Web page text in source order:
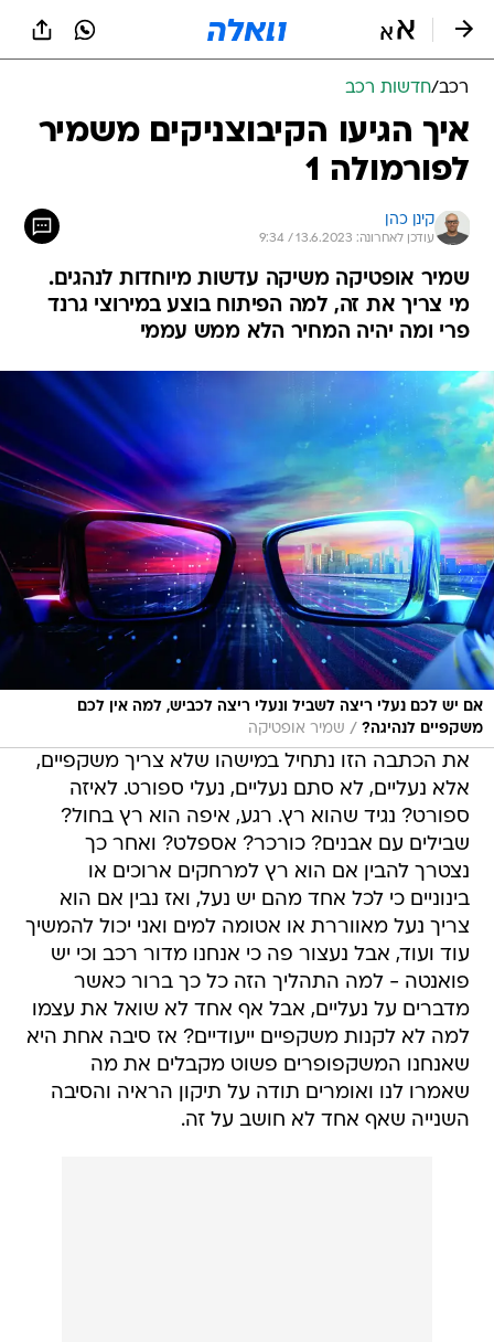
רכב/חדשות רכב
איך הגיעו הקיבוצניקים משמיר
לפורמולה 1
קינן כהן
עודכן לאחרונה: 13.6.2023 / 9:34
שמיר אופטיקה משיקה עדשות מיוחדות לנהגים.
מי צריך את זה, למה הפיתוח בוצע במירוצי גרנד
פרי ומה יהיה המחיר הלא ממש עממי
אם יש לכם נעלי ריצה לשביל ונעלי ריצה לכביש, למה אין לכם
משקפיים לנהיגה? / שמיר אופטיקה
את הכתבה הזו נתחיל במישהו שלא צריך משקפיים,
אלא נעליים, לא סתם נעליים, נעלי ספורט. לאיזה
ספורט? נגיד שהוא רץ. רגע, איפה הוא רץ בחול?
שבילים עם אבנים? כורכר? אספלט? ואחר כך
נצטרך להבין אם הוא רץ למרחקים ארוכים או
בינוניים כי לכל אחד מהם יש נעל, ואז נבין אם הוא
צריך נעל מאווררת או אטומה למים ואני יכול להמשיך
עוד ועוד, אבל נעצור פה כי אנחנו מדור רכב וכי יש
פואנטה - למה התהליך הזה כל כך ברור כאשר
מדברים על נעליים, אבל אף אחד לא שואל את עצמו
למה לא לקנות משקפיים ייעודיים? אז סיבה אחת היא
שאנחנו המשקפופרים פשוט מקבלים את מה
שאמרו לנו ואומרים תודה על תיקון הראיה והסיבה
השנייה שאף אחד לא חושב על זה.